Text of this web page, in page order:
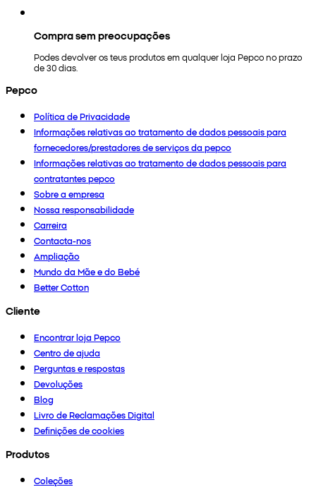
Compra sem preocupações
Podes devolver os teus produtos em qualquer loja Pepco no prazo
de 30 dias.
Pepco
Política de Privacidade
Informações relativas ao tratamento de dados pessoais para
fornecedores/prestadores de serviços da pepco
Informações relativas ao tratamento de dados pessoais para
contratantes pepco
Sobre a empresa
Nossa responsabilidade
Carreira
Contacta-nos
Ampliação
Mundo da Mãe e do Bebé
Better Cotton
Cliente
Encontrar loja Pepco
Centro de ajuda
Perguntas e respostas
Devoluções
Blog
Livro de Reclamações Digital
Definições de cookies
Produtos
Coleções